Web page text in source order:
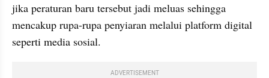
jika peraturan baru tersebut jadi meluas sehingga
mencakup rupa-rupa penyiaran melalui platform digital
seperti media sosial.
ADVERTISEMENT